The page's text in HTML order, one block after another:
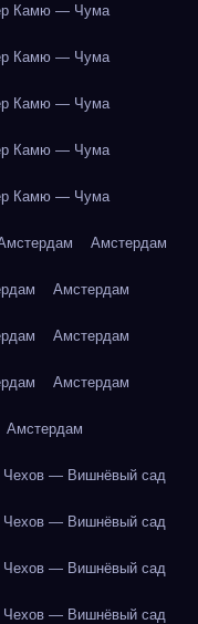
Камю — Чума
Камю — Чума
Камю — Чума
Камю — Чума
Камю — Чума
Амстердам
Амстердам
Амстердам
Амстердам
Амстердам
Чехов — Вишнёвый сад
Чехов — Вишнёвый сад
Чехов — Вишнёвый сад
Чехов — Вишнёвый сад